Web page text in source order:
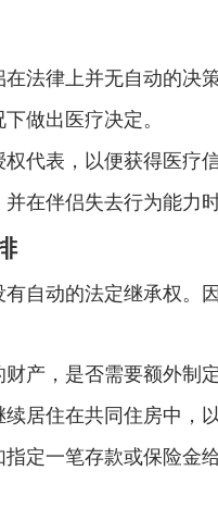
法律上并无自动的决
做出医疗决定。
代表，以便获得医疗
在伴侣失去行为能力
自动的法定继承权。
产，是否需要额外制
居住在共同住房中，
定一笔存款或保险金给